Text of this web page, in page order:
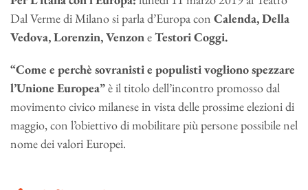
Dal Verme di Milano si parla d’Europa con Calenda, Della
Vedova, Lorenzin, VenzoneTestori Coggi.
“Come e perchè sovranisti e populisti vogliono spezzare
l’Unione Europea”è il titolo dell’incontro promosso dal
movimento civico milanese in vista delle prossime elezioni di
maggio, con l’obiettivo di mobilitare più persone possibile nel
nome dei valori Europei.